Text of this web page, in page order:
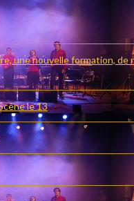
une nouvelle formation, de
le 13